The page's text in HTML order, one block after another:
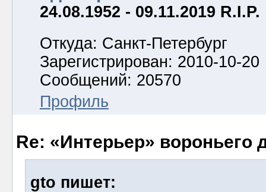
24.08.1952 - 09.11.2019 R.I.P.
Откуда: Санкт-Петербург
Зарегистрирован: 2010-10-20
Сообщений: 20570
Профиль
Re: «Интерьер» вороньего
gto пишет: